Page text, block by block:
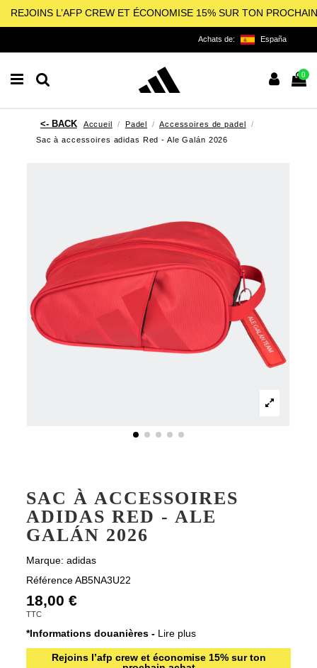
REJOINS L’AFP CREW ET ÉCONOMISE 15% SUR TON
Achats de: España
0
Accueil Padel
Accessoires de padel
Sac à accessoires adidas Red - Ale Galán 2026
SAC À ACCESSOIRES
ADIDAS RED - ALE
GALÁN 2026
Marque: adidas
Référence AB5NA3U22
18,00 €
TTC
*Informations douanières - Lire plus
Rejoins l’afp crew et économise 15% sur ton